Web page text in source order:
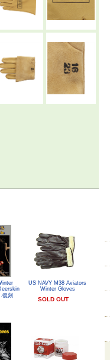
復刻
US NAVY M38 Aviators
Winter Gloves
SOLD OUT